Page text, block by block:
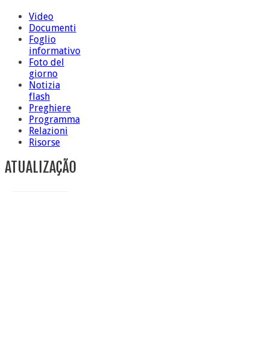
Video
Documenti
Foglio
informativo
Foto del
giorno
Notizia
flash
Preghiere
Programma
Relazioni
Risorse
ATUALIZAÇÃO